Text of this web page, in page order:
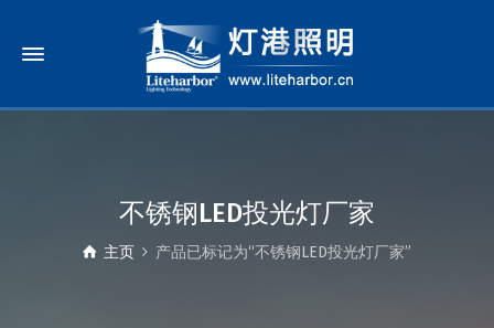
不锈钢LED投光灯厂家
主页 产品已标记为“不锈钢LED投光灯厂家”